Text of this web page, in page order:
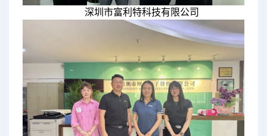
深圳市富利特科技有限公司